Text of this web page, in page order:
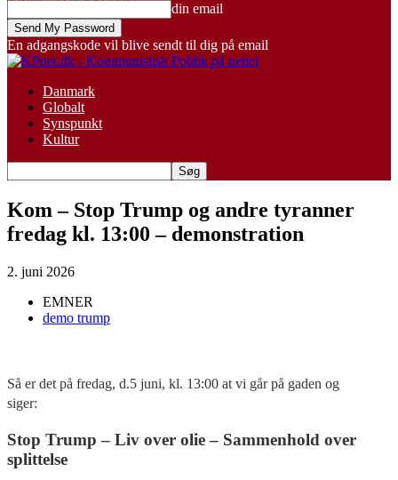
din email
En adgangskode vil blive sendt til dig på email
Danmark
Globalt
Synspunkt
Kultur
Kom – Stop Trump og andre tyranner
fredag kl. 13:00 – demonstration
2. juni 2026
EMNER
demo trump
Så er det på fredag, d.5 juni, kl. 13:00 at vi går på gaden og
siger:
Stop Trump – Liv over olie – Sammenhold over
splittelse